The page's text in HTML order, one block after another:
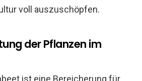
voll auszuschöpfen.
der Pflanzen im
ist eine Bereicherung für